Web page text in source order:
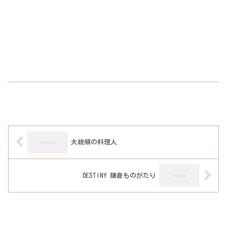
大統領の料理人
DESTINY 鎌倉ものがたり